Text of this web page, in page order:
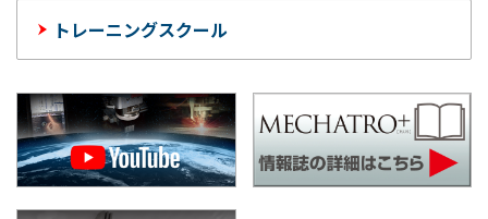
トレーニングスクール